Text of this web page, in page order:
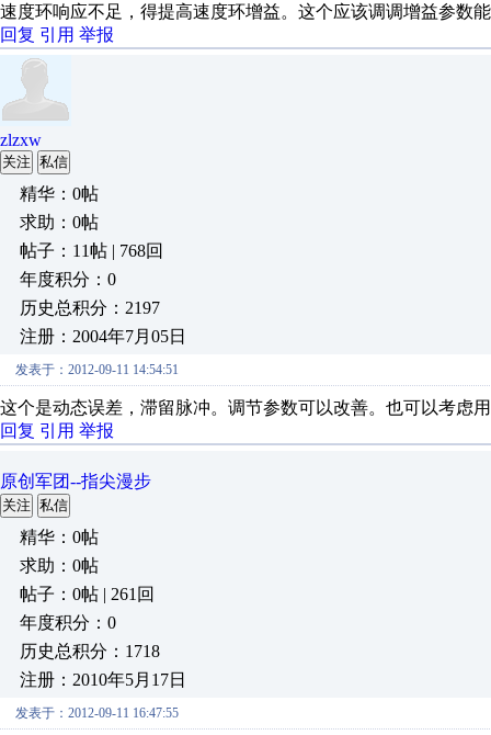
速度环响应不足，得提高速度环增益。这个应该调调增益参数
回复 引用 举报
zlzxw
关注 私信
精华：0帖
求助：0帖
帖子：11帖 | 768回
年度积分：0
历史总积分：2197
注册：2004年7月05日
发表于：2012-09-11 14:54:51
这个是动态误差，滞留脉冲。调节参数可以改善。也可以考虑
回复 引用 举报
原创军团--指尖漫步
关注 私信
精华：0帖
求助：0帖
帖子：0帖 | 261回
年度积分：0
历史总积分：1718
注册：2010年5月17日
发表于：2012-09-11 16:47:55